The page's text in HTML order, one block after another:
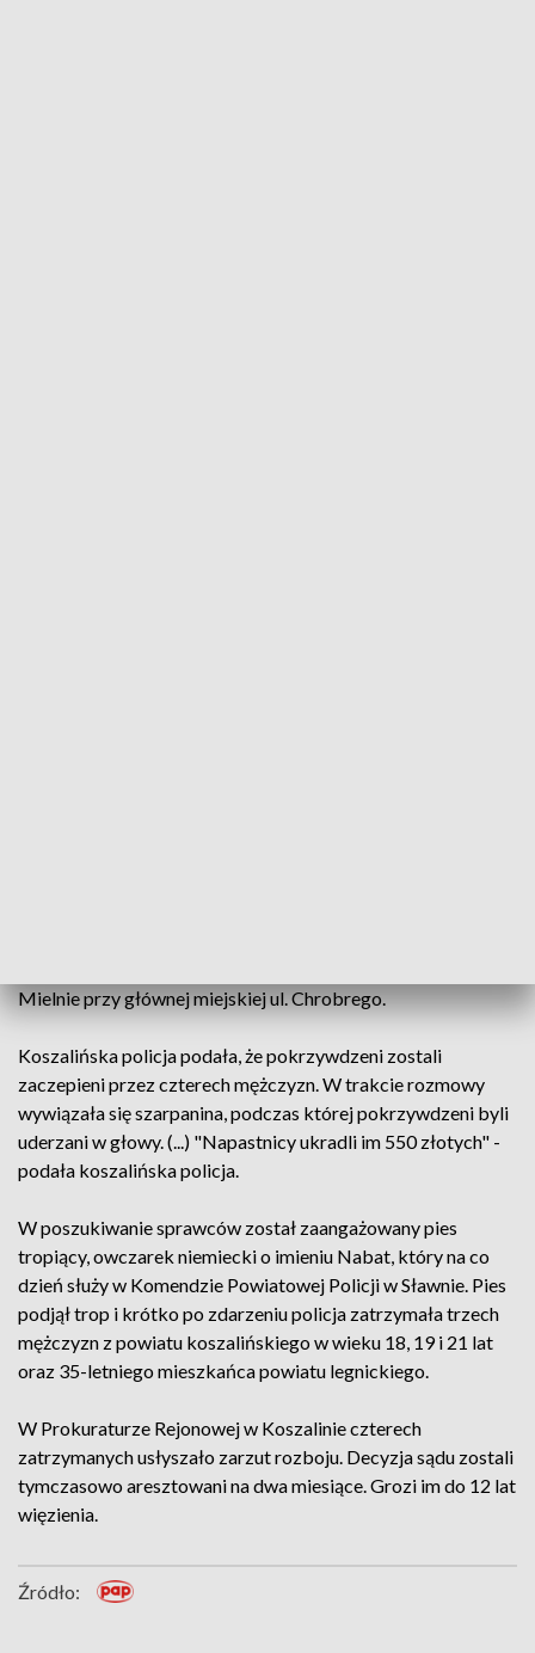
Mielnie przy głównej miejskiej ul. Chrobrego.
Koszalińska policja podała, że pokrzywdzeni zostali
zaczepieni przez czterech mężczyzn. W trakcie rozmowy
wywiązała się szarpanina, podczas której pokrzywdzeni byli
uderzani w głowy. (...) "Napastnicy ukradli im 550 złotych" -
podała koszalińska policja.
W poszukiwanie sprawców został zaangażowany pies
tropiący, owczarek niemiecki o imieniu Nabat, który na co
dzień służy w Komendzie Powiatowej Policji w Sławnie. Pies
podjął trop i krótko po zdarzeniu policja zatrzymała trzech
mężczyzn z powiatu koszalińskiego w wieku 18, 19 i 21 lat
oraz 35-letniego mieszkańca powiatu legnickiego.
W Prokuraturze Rejonowej w Koszalinie czterech
zatrzymanych usłyszało zarzut rozboju. Decyzja sądu zostali
tymczasowo aresztowani na dwa miesiące. Grozi im do 12 lat
więzienia.
Źródło: